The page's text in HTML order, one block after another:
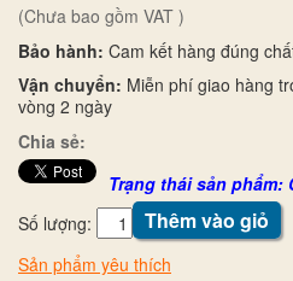
(Chưa bao gồm VAT )
Bảo hành: Cam kết hàng đúng
Vận chuyển: Miễn phí giao hàng
vòng 2 ngày
Chia sẻ:
Trạng thái sản phẩm:
Số lượng:
Thêm vào giỏ
Sản phẩm yêu thích